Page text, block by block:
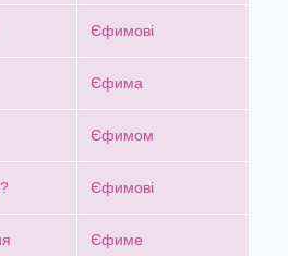
Єфимові
Єфима
Єфимом
Єфимові
Єфиме